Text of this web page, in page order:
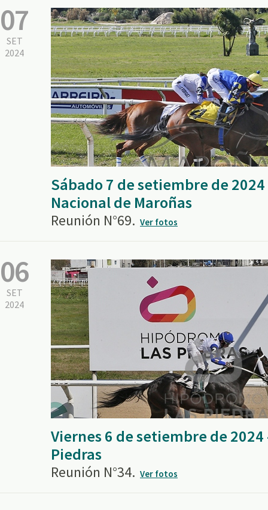
07
SET
2024
Sábado 7 de setiembre de
Nacional de Maroñas
Reunión N°69. Ver fotos
06
SET
2024
Viernes 6 de setiembre de
Piedras
Reunión N°34. Ver fotos